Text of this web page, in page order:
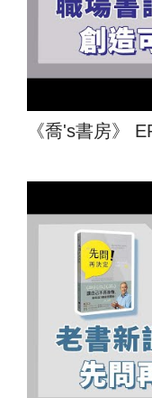
《喬's書房》